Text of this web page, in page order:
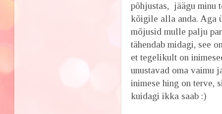
põhjustas, jäägu minu
kõigile alla anda. Aga
mõjusid mulle palju
tähendab midagi, see
et tegelikult on
unustavad oma vaimu
inimese hing on terve,
kuidagi ikka saab :)